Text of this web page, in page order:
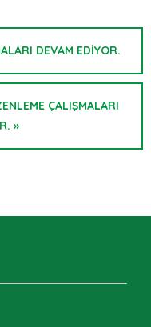
DEVAM EDİYOR.
ÇALIŞMALARI
»